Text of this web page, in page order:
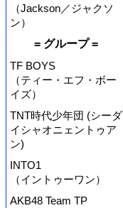
（Jackson／ジャクソ
ン）
= グループ =
TF BOYS
（ティー・エフ・ボー
イズ）
TNT時代少年団 (シーダ
イシャオニェントゥア
ン)
INTO1
（イントゥーワン）
AKB48 Team TP